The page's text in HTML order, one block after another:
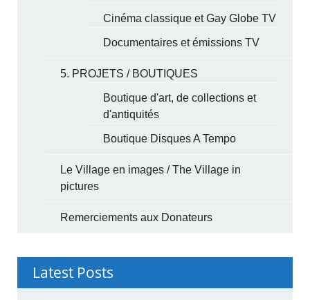
Cinéma classique et Gay Globe TV
Documentaires et émissions TV
5. PROJETS / BOUTIQUES
Boutique d'art, de collections et
d'antiquités
Boutique Disques A Tempo
Le Village en images / The Village in
pictures
Remerciements aux Donateurs
Latest Posts